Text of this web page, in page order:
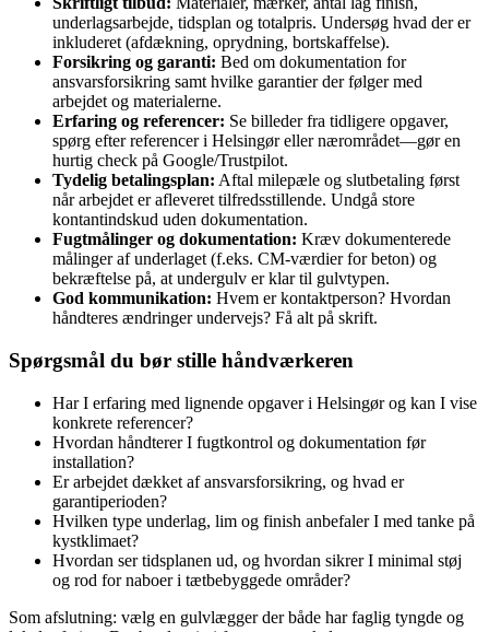
underlagsarbejde, tidsplan og totalpris. Undersøg hvad der er
inkluderet (afdækning, oprydning, bortskaffelse).
Forsikring og garanti: Bed om dokumentation for
ansvarsforsikring samt hvilke garantier der følger med
arbejdet og materialerne.
Erfaring og referencer: Se billeder fra tidligere opgaver,
spørg efter referencer i Helsingør eller nærområdet—gør en
hurtig check på Google/Trustpilot.
Tydelig betalingsplan: Aftal milepæle og slutbetaling først
når arbejdet er afleveret tilfredsstillende. Undgå store
kontantindskud uden dokumentation.
Fugtmålinger og dokumentation: Kræv dokumenterede
målinger af underlaget (f.eks. CM‑værdier for beton) og
bekræftelse på, at undergulv er klar til gulvtypen.
God kommunikation: Hvem er kontaktperson? Hvordan
håndteres ændringer undervejs? Få alt på skrift.
Spørgsmål du bør stille håndværkeren
Har I erfaring med lignende opgaver i Helsingør og kan I vise
konkrete referencer?
Hvordan håndterer I fugtkontrol og dokumentation før
installation?
Er arbejdet dækket af ansvarsforsikring, og hvad er
garantiperioden?
Hvilken type underlag, lim og finish anbefaler I med tanke på
kystklimaet?
Hvordan ser tidsplanen ud, og hvordan sikrer I minimal støj
og rod for naboer i tætbebyggede områder?
Som afslutning: vælg en gulvlægger der både har faglig tyngde og